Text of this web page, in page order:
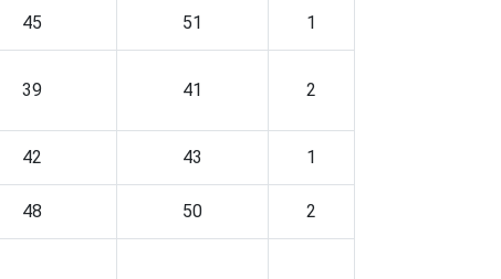
45 51 1
39 41 2
42 43 1
48 50 2